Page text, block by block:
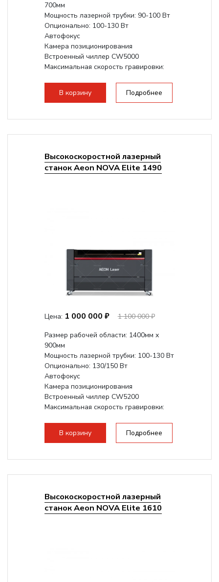
700мм
Мощность лазерной трубки: 90-100 Вт
Опционально: 100-130 Вт
Автофокус
Камера позиционирования
Встроенный чиллер CW5000
Максимальная скорость гравировки:
140мм,
В корзину Подробнее
Высокоскоростной лазерный
станок Aeon NOVA Elite 1490
Цена: 1 000 000 ₽
1 100 000 ₽
Размер рабочей области: 1400мм х
900мм
Мощность лазерной трубки: 100-130 Вт
Опционально: 130/150 Вт
Автофокус
Камера позиционирования
Встроенный чиллер CW5200
Максимальная скорость гравировки:
140мм,...
В корзину Подробнее
Высокоскоростной лазерный
станок Aeon NOVA Elite 1610